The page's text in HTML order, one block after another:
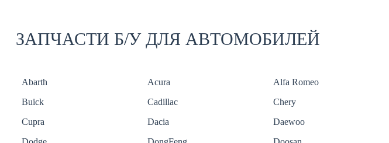
ЗАПЧАСТИ Б/У ДЛЯ АВТОМОБИЛЕЙ
Abarth Acura Alfa Romeo
Buick
Cadillac Chery
Cupra
Dacia Daewoo